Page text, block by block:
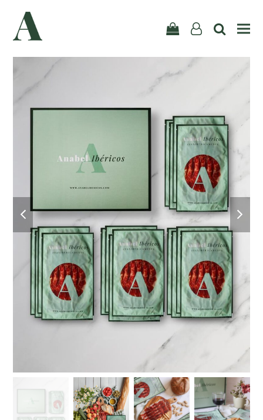
Carritouser-
o
search
previous
slide